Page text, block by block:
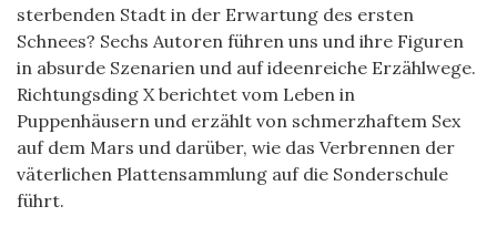
sterbenden Stadt in der Erwartung des ersten
Schnees? Sechs Autoren führen uns und ihre Figuren
in absurde Szenarien und auf ideenreiche Erzählwege.
Richtungsding X berichtet vom Leben in
Puppenhäusern und erzählt von schmerzhaftem Sex
auf dem Mars und darüber, wie das Verbrennen der
väterlichen Plattensammlung auf die Sonderschule
führt.